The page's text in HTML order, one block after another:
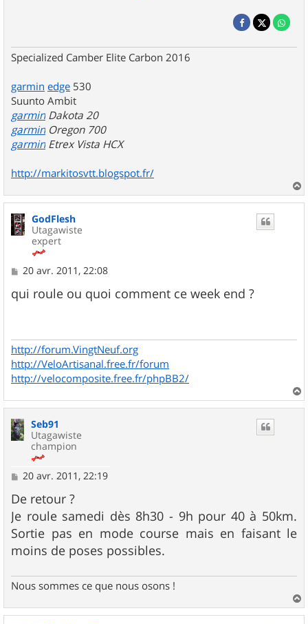
Specialized Camber Elite Carbon 2016
garmin edge 530
Suunto Ambit
garmin Dakota 20
garmin Oregon 700
garmin Etrex Vista HCX
http://markitosvtt.blogspot.fr/
a
u
GodFlesh
Utagawiste
expert
M
s
s
20 avr. 2011, 22:08
qui roule ou quoi comment ce week end ?
http://forum.VingtNeuf.org
http://VeloArtisanal.free.fr/forum
http://velocomposite.free.fr/phpBB2/
a
Seb91
Utagawiste
champion
M
s
s
a
g
e
20 avr. 2011, 22:19
De retour ?
Je roule samedi dès 8h30 - 9h pour 40 à 50km.
Sortie pas en mode course mais en faisant le
moins de poses possibles.
Nous sommes ce que nous osons !
a